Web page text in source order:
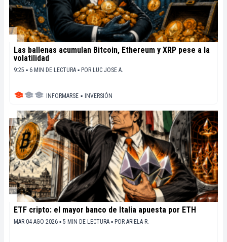
Las ballenas acumulan Bitcoin, Ethereum y XRP pese a la
volatilidad
9:25 ▪ 6 MIN DE LECTURA ▪ POR LUC JOSE A.
INFORMARSE ▪ INVERSIÓN
ETF cripto: el mayor banco de Italia apuesta por ETH
MAR 04 AGO 2026 ▪ 5 MIN DE LECTURA ▪ POR ARIELA R.